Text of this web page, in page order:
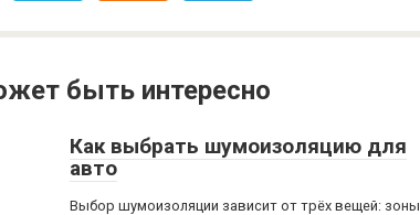
быть интересно
Как выбрать шумоизоляцию для
авто
Выбор шумоизоляции зависит от трёх вещей: зоны